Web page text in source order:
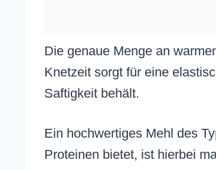
Die genaue Menge an
Knetzeit sorgt für eine
Saftigkeit behält.
Ein hochwertiges Mehl des
Proteinen bietet, ist hierbei